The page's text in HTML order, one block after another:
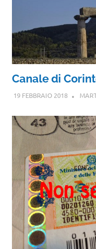
Canale di
19 FEBBRAIO 2018